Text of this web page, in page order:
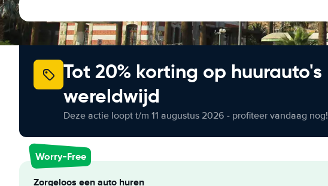
Tot 20% korting op huurauto's
wereldwijd
Deze actie loopt t/m 11 augustus 2026 - profiteer vandaag nog!
Worry-Free
Zorgeloos een auto huren